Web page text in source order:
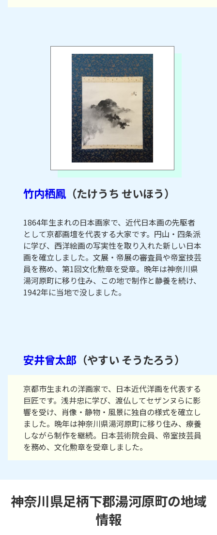
竹内栖鳳（たけうち せいほう）
1864年生まれの日本画家で、近代日本画の先駆者
として京都画壇を代表する大家です。円山・四条派
に学び、西洋絵画の写実性を取り入れた新しい日本
画を確立しました。文展・帝展の審査員や帝室技芸
員を務め、第1回文化勲章を受章。晩年は神奈川県
湯河原町に移り住み、この地で制作と静養を続け、
1942年に当地で没しました。
安井曾太郎 （やすい そうたろう）
京都市生まれの洋画家で、日本近代洋画を代表する
巨匠です。浅井忠に学び、渡仏してセザンヌらに影
響を受け、肖像・静物・風景に独自の様式を確立し
ました。晩年は神奈川県湯河原町に移り住み、療養
しながら制作を継続。日本芸術院会員、帝室技芸員
を務め、文化勲章を受章しました。
神奈川県足柄下郡湯河原町の地域
情報